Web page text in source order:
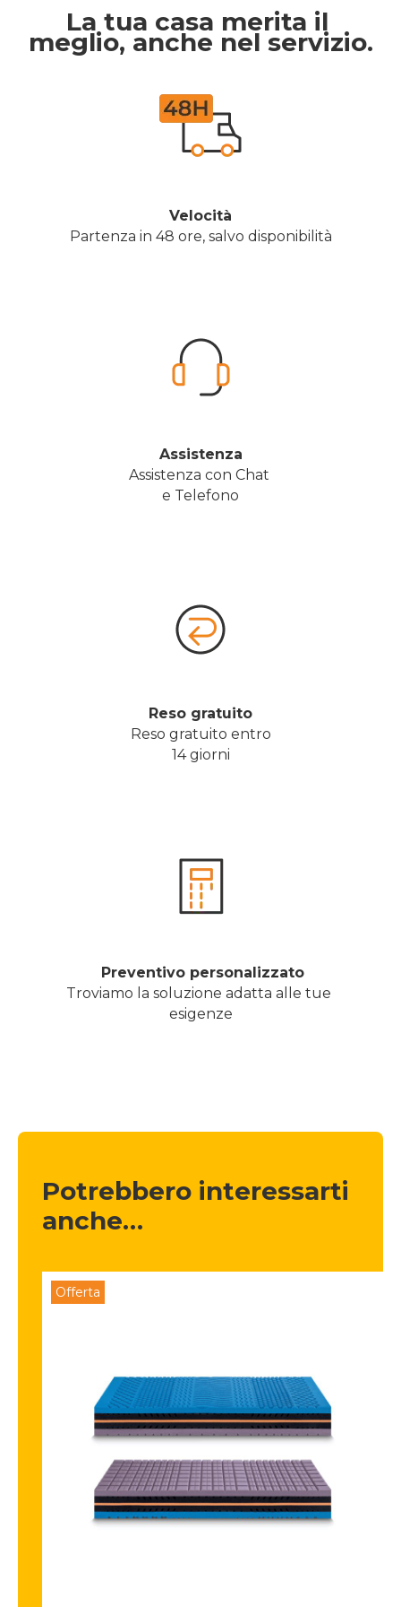
La tua casa merita il
meglio, anche nel servizio.
Velocità
Partenza in 48 ore, salvo disponibilità
Assistenza
Assistenza con Chat
e Telefono
Reso gratuito
Reso gratuito entro
14 giorni
Preventivo personalizzato
Troviamo la soluzione adatta alle tue
esigenze
Potrebbero interessarti
anche…
Offerta